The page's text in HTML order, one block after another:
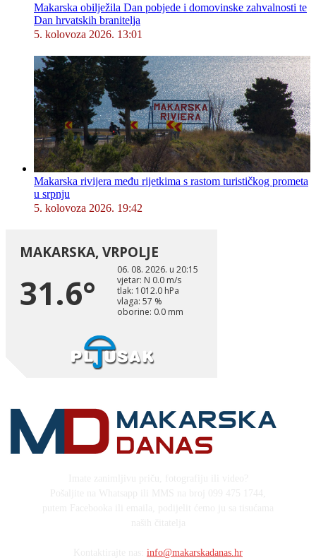
Makarska obilježila Dan pobjede i domovinske zahvalnosti te
Dan hrvatskih branitelja
5. kolovoza 2026. 13:01
Makarska rivijera među rijetkima s rastom turističkog prometa
u srpnju
5. kolovoza 2026. 19:42
info@makarskadanas.hr